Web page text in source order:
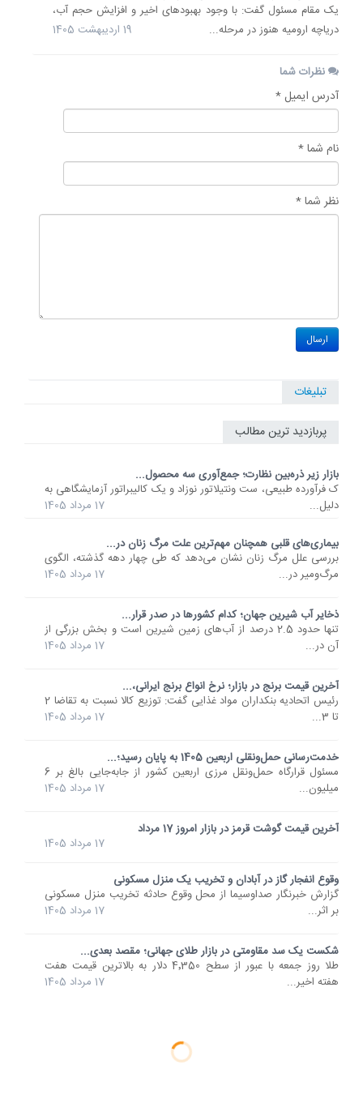
یک مقام مسئول گفت: با وجود بهبودهای اخیر و افزایش حجم آب،
دریاچه ارومیه هنوز در مرحله...
19 اردیبهشت 1405
نظرات شما
آدرس ایمیل *
نام شما *
نظر شما *
تبلیغات
پربازدید ترین مطالب
بازار زیر ذره‌بین نظارت؛ جمع‌آوری سه محصول...
ک فرآورده طبیعی، ست ونتیلاتور نوزاد و یک کالیبراتور آزمایشگاهی به
دلیل...
17 مرداد 1405
بیماری‌های قلبی همچنان مهم‌ترین علت مرگ زنان در...
بررسی علل مرگ زنان نشان می‌دهد که طی چهار دهه گذشته، الگوی
مرگ‌ومیر در...
17 مرداد 1405
ذخایر آب شیرین جهان؛ کدام کشورها در صدر قرار...
تنها حدود 2.5 درصد از آب‌های زمین شیرین است و بخش بزرگی از
آن در...
17 مرداد 1405
آخرین قیمت برنج در بازار؛ نرخ انواع برنج ایرانی،...
رئیس اتحادیه بنکداران مواد غذایی گفت: توزیع کالا نسبت به تقاضا 2
تا 3...
17 مرداد 1405
خدمت‌رسانی حمل‌ونقلی اربعین 1405 به پایان رسید؛...
مسئول قرارگاه حمل‌ونقل مرزی اربعین کشور از جابه‌جایی بالغ بر 6
میلیون...
17 مرداد 1405
آخرین قیمت گوشت قرمز در بازار امروز 17 مرداد
17 مرداد 1405
وقوع انفجار گاز در آبادان و تخریب یک منزل مسکونی
گزارش خبرنگار صداوسیما از محل وقوع حادثه‌ تخریب منزل مسکونی
بر اثر...
17 مرداد 1405
شکست یک سد مقاومتی در بازار طلای جهانی؛ مقصد بعدی...
طلا روز جمعه با عبور از سطح 4٬350 دلار به بالاترین قیمت هفت
هفته اخیر...
17 مرداد 1405